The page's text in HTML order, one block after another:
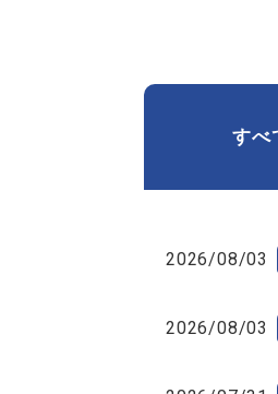
すべ
2026/08/03
2026/08/03